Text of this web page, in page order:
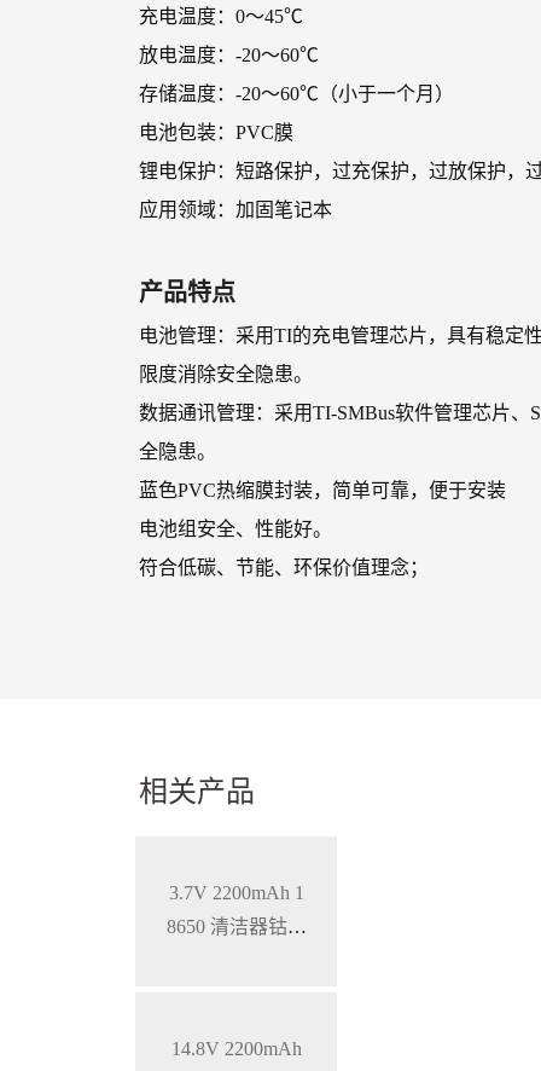
充电温度：0～45℃
放电温度：-20～60℃
存储温度：-20～60℃（小于一个月）
电池包装：PVC膜
锂电保护：短路保护，过充保护，过放保护，
应用领域：加固笔记本
产品特点
电池管理：采用TI的充电管理芯片，具有稳定
限度消除安全隐患。
数据通讯管理：采用TI-SMBus软件管理芯片
全隐患。
蓝色PVC热缩膜封装，简单可靠，便于安装
电池组安全、性能好。
符合低碳、节能、环保价值理念；
相关产品
3.7V 2200mAh 1
8650 清洁器钴酸
14.8V 2200mAh